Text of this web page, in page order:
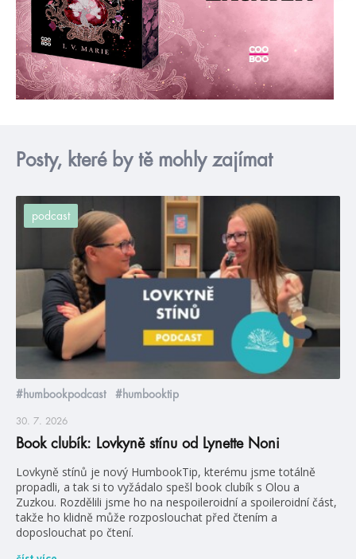
Posty, které by tě mohly zajímat
podcast
#humbookpodcast #humbooktip
30. 7. 2026
Book clubík: Lovkyně stínu od Lynette Noni
Lovkyně stínů je nový HumbookTip, kterému jsme totálně
propadli, a tak si to vyžádalo spešl book clubík s Olou a
Zuzkou. Rozdělili jsme ho na nespoileroidní a spoileroidní část,
takže ho klidně může rozposlouchat před čtením a
doposlouchat po čtení.